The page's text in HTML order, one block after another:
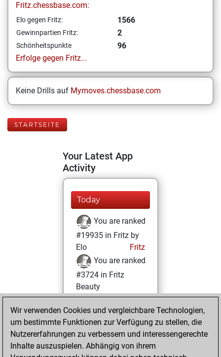
Fritz.chessbase.com:
Elo gegen Fritz: 1566
Gewinnpartien Fritz: 2
Schönheitspunkte
96
Erfolge gegen Fritz...
Keine Drills auf Mymoves.chessbase.com
STARTSEITE
Your Latest App
Activity
Today
You are ranked
#19935 in Fritz by
Elo
Fritz
You are ranked
#3724 in Fritz
Beauty
Sonntag, Januar
18, 2026
You won
against Fritz
Fritz
Wir verwenden Cookies und vergleichbare Technologien,
um bestimmte Funktionen zur Verfügung zu stellen, die
Nutzererfahrungen zu verbessern und interessengerechte
Inhalte auszuspielen. Abhängig von ihrem